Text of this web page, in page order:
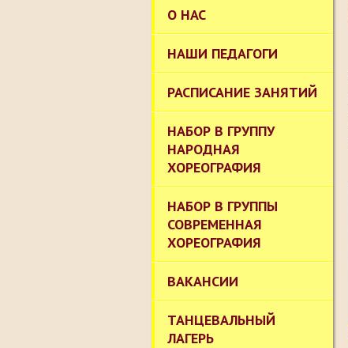
О НАС
НАШИ ПЕДАГОГИ
РАСПИСАНИЕ ЗАНЯТИЙ
НАБОР В ГРУППУ
НАРОДНАЯ
ХОРЕОГРАФИЯ
НАБОР В ГРУППЫ
СОВРЕМЕННАЯ
ХОРЕОГРАФИЯ
ВАКАНСИИ
ТАНЦЕВАЛЬНЫЙ
ЛАГЕРЬ